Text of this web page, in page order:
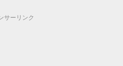
サーリンク